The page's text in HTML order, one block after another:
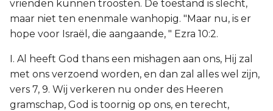
vrienden kunnen troosten. De toestand is slecht,
maar niet ten enenmale wanhopig. "Maar nu, is er
hope voor Israël, die aangaande, " Ezra 10:2.
I. Al heeft God thans een mishagen aan ons, Hij zal
met ons verzoend worden, en dan zal alles wel zijn,
vers 7, 9. Wij verkeren nu onder des Heeren
gramschap, God is toornig op ons, en terecht,